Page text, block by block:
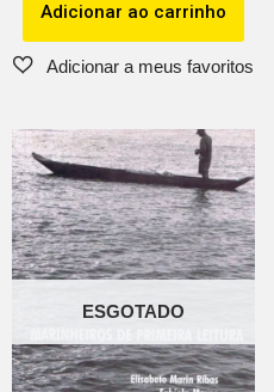
Adicionar ao carrinho
ESGOTADO